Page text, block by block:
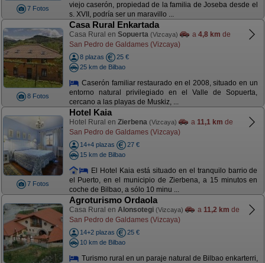
7 Fotos
viejo caserón, propiedad de la familia de Joseba desde el
s. XVII, podría ser un maravillo ...
8 Fotos
Casa Rural Enkartada
Casa Rural en Sopuerta (Vizcaya) a 4,8 km de
San Pedro de Galdames (Vizcaya)
8 plazas
25 €
25 km de Bilbao
Caserón familiar restaurado en el 2008, situado en un
entorno natural privilegiado en el Valle de Sopuerta,
cercano a las playas de Muskiz, ...
7 Fotos
Hotel Kaia
Hotel Rural en Zierbena (Vizcaya) a 11,1 km de
San Pedro de Galdames (Vizcaya)
14+4 plazas
27 €
15 km de Bilbao
El Hotel Kaia está situado en el tranquilo barrio de
el Puerto, en el municipio de Zierbena, a 15 minutos en
coche de Bilbao, a sólo 10 minu ...
Agroturismo Ordaola
Casa Rural en Alonsotegi (Vizcaya) a 11,2 km de
San Pedro de Galdames (Vizcaya)
14+2 plazas
25 €
10 km de Bilbao
Turismo rural en un paraje natural de Bilbao enkarterri,